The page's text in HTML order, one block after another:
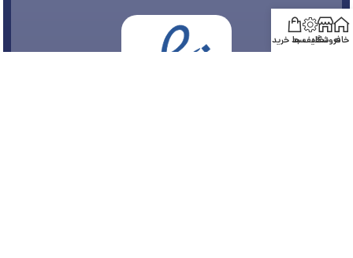
خانهفروشگاه
تخفیف هاسبد خرید